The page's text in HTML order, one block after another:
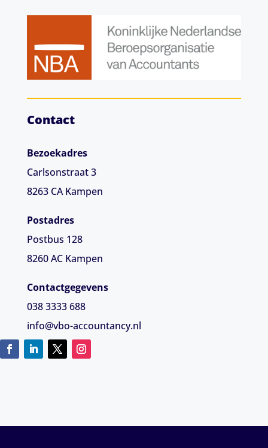
Contact
Bezoekadres
Carlsonstraat 3
8263 CA Kampen
Postadres
Postbus 128
8260 AC Kampen
Contactgegevens
038 3333 688
info@vbo-accountancy.nl